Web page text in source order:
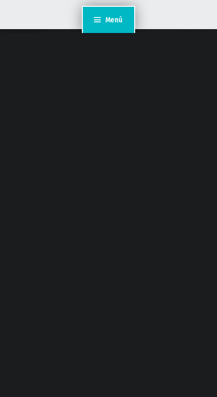
Menú